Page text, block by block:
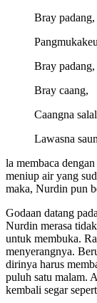
Bray padang,
Bray padang,
Bray caang,
Caangna
Lawasna
la membaca
meniup air yang
maka, Nurdin pun
Godaan datang
Nurdin merasa
untuk membuka.
menyerangnya.
dirinya harus
puluh satu malam.
kembali segar